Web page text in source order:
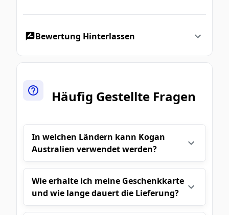
Bewertung Hinterlassen
Häufig Gestellte Fragen
In welchen Ländern kann Kogan
Australien verwendet werden?
Wie erhalte ich meine Geschenkkarte
und wie lange dauert die Lieferung?